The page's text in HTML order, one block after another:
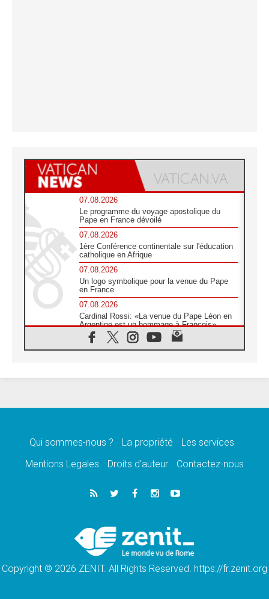
07.08.2026
Le programme du voyage apostolique du
Pape en France dévoilé
07.08.2026
1ère Conférence continentale sur l'éducation
catholique en Afrique
07.08.2026
Un logo symbolique pour la venue du Pape
en France
07.08.2026
Cardinal Rossi: «La venue du Pape Léon en
Argentine est un hommage à François»
07.08.2026
Hiroshima et Nagasaki, 81 ans après,
pour relever les «défis urgents»
À Sainte-Marie-Majeure, la grâce de Dieu
06.08.2026
Léon XIV aux jeunes d'Assise: «l'Europe et
06.08.2026
À Assise, le cardinal Pizzaballa affirme que
«les chrétiens veulent la paix»
Qui sommes-nous ? La propriété
Les services
Mentions Legales
Droits d’auteur Contactez-nous
Copyright © 2026 ZENIT. All Rights Reserved. https://fr.zenit.org